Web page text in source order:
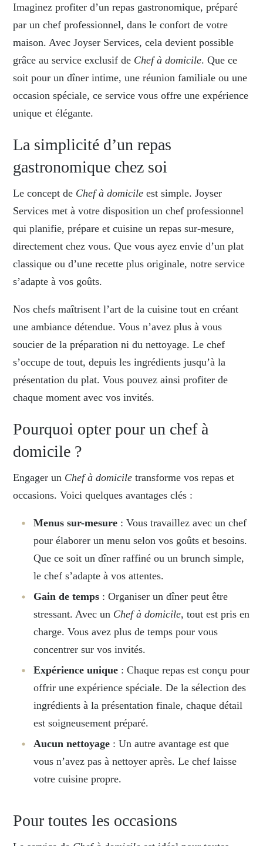
Imaginez profiter d’un repas gastronomique, préparé
par un chef professionnel, dans le confort de votre
maison. Avec Joyser Services, cela devient possible
grâce au service exclusif de Chef à domicile. Que ce
soit pour un dîner intime, une réunion familiale ou une
occasion spéciale, ce service vous offre une expérience
unique et élégante.
La simplicité d’un repas
gastronomique chez soi
Le concept de Chef à domicile est simple. Joyser
Services met à votre disposition un chef professionnel
qui planifie, prépare et cuisine un repas sur-mesure,
directement chez vous. Que vous ayez envie d’un plat
classique ou d’une recette plus originale, notre service
s’adapte à vos goûts.
Nos chefs maîtrisent l’art de la cuisine tout en créant
une ambiance détendue. Vous n’avez plus à vous
soucier de la préparation ni du nettoyage. Le chef
s’occupe de tout, depuis les ingrédients jusqu’à la
présentation du plat. Vous pouvez ainsi profiter de
chaque moment avec vos invités.
Pourquoi opter pour un chef à
domicile ?
Engager un Chef à domicile transforme vos repas et
occasions. Voici quelques avantages clés :
Menus sur-mesure : Vous travaillez avec un chef
pour élaborer un menu selon vos goûts et besoins.
Que ce soit un dîner raffiné ou un brunch simple,
le chef s’adapte à vos attentes.
Gain de temps : Organiser un dîner peut être
stressant. Avec un Chef à domicile, tout est pris en
charge. Vous avez plus de temps pour vous
concentrer sur vos invités.
Expérience unique : Chaque repas est conçu pour
offrir une expérience spéciale. De la sélection des
ingrédients à la présentation finale, chaque détail
est soigneusement préparé.
Aucun nettoyage : Un autre avantage est que
vous n’avez pas à nettoyer après. Le chef laisse
votre cuisine propre.
Pour toutes les occasions